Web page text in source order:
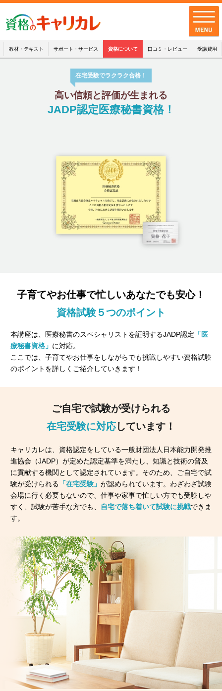
キャリカレの品質
配送・支払・返品について
教材・テキスト サポート・サービス 資格について 口コミ・レビュー 受講費用
在宅受験でラクラク合格！
高い信頼と評価が生まれる
JADP認定医療秘書資格！
子育てやお仕事で忙しいあなたでも安心！
資格試験５つのポイント
本講座は、医療秘書のスペシャリストを証明するJADP認定 「医
療秘書資格」 に対応。
ここでは、子育てやお仕事をしながらでも挑戦しやすい資格試験
のポイントを詳しくご紹介していきます！
ご自宅で試験が受けられる
在宅受験に対応しています！
キャリカレは、資格認定をしている一般財団法人日本能力開発推
進協会（JADP）が定めた認定基準を満たし、知識と技術の普及
に貢献する機関として認定されています。そのため、ご自宅で試
験が受けられる 「在宅受験」 が認められています。わざわざ試験
会場に行く必要もないので、仕事や家事で忙しい方でも受験しや
すく、試験が苦手な方でも、
自宅で落ち着いて試験に挑戦できま
す。